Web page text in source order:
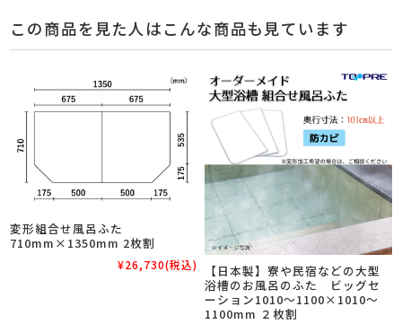
この商品を見た人はこんな商品も見ています
変形組合せ風呂ふた
710mm×1350mm 2枚割
¥26,730(税込)
【日本製】寮や民宿などの大型
浴槽のお風呂のふた ビッグセ
ーション1010～1100×1010～
1100mm ２枚割